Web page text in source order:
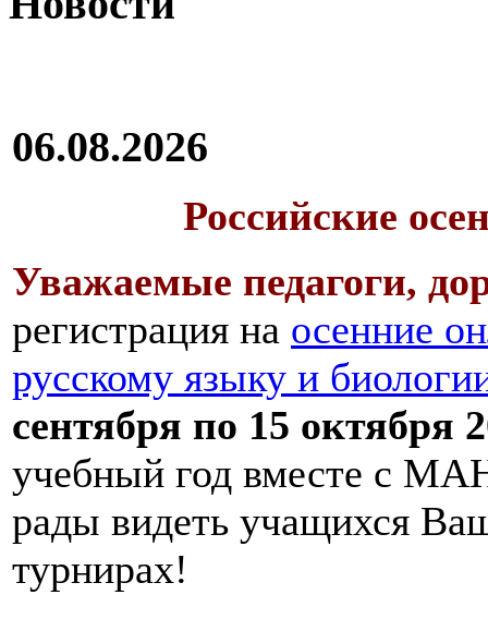
06.08.2026
Российские
Уважаемые педагоги,
регистрация на осенние
русскому языку и
сентября по 15 октября
учебный год вместе с
рады видеть учащихся
турнирах!